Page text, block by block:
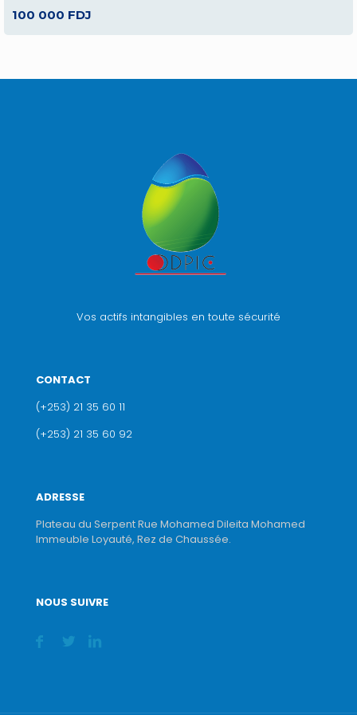
100 000 FDJ
Vos actifs intangibles en toute sécurité
CONTACT
(+253) 21 35 60 11
(+253) 21 35 60 92
ADRESSE
Plateau du Serpent Rue Mohamed Dileita Mohamed
Immeuble Loyauté, Rez de Chaussée.
NOUS SUIVRE